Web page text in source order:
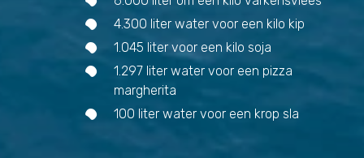
4.300 liter water voor een kilo kip
1.045 liter voor een kilo soja
1.297 liter water voor een pizza
margherita
100 liter water voor een krop sla